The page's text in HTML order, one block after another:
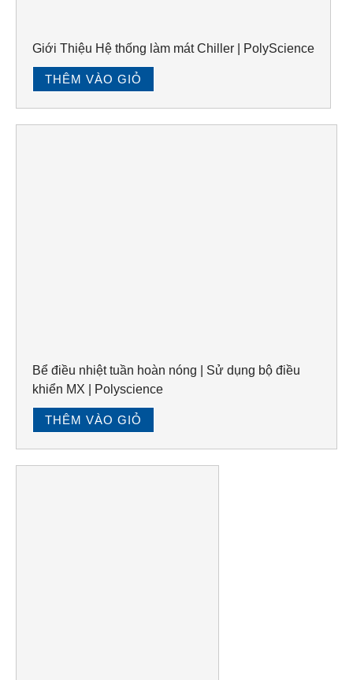
Giới Thiệu Hệ thống làm mát Chiller | PolyScience
THÊM VÀO GIỎ
Bể điều nhiệt tuần hoàn nóng | Sử dụng bộ điều
khiển MX | Polyscience
THÊM VÀO GIỎ